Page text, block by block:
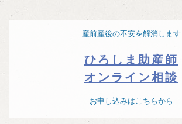
産前産後の不安を解消します
ひろしま助産師
オンライン相談
お申し込みはこちらから